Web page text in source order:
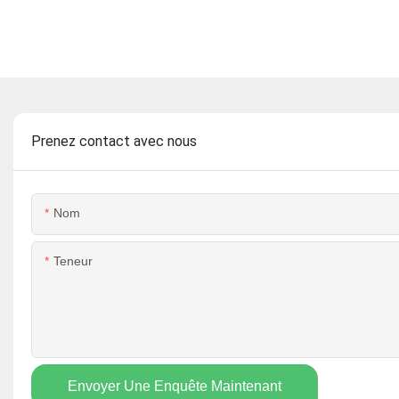
Prenez contact avec nous
Nom
Teneur
Envoyer Une Enquête Maintenant